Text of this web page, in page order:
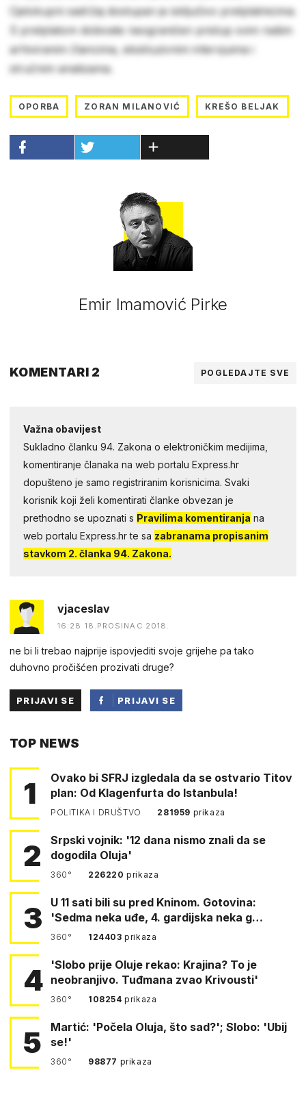
Cjelokupni sadržaj dostupan je isključivo pretplatnicima.
S pretplatom dobivate neograničen pristup svim našim
arhiviranim člancima, ekskluzivnim intervjuima i
stručnim analizama.
OPORBA ZORAN MILANOVIĆ KREŠO BELJAK
Emir Imamović Pirke
KOMENTARI 2 POGLEDAJTE SVE
Važna obavijest
Sukladno članku 94. Zakona o elektroničkim medijima,
komentiranje članaka na web portalu Express.hr
dopušteno je samo registriranim korisnicima. Svaki
korisnik koji želi komentirati članke obvezan je
prethodno se upoznati s Pravilima komentiranja na
web portalu Express.hr te sa zabranama propisanim
stavkom 2. članka 94. Zakona.
vjaceslav
16:28 18.PROSINAC 2018.
ne bi li trebao najprije ispovjediti svoje grijehe pa tako
duhovno pročišćen prozivati druge?
PRIJAVI SE
PRIJAVI SE
TOP NEWS
1
Ovako bi SFRJ izgledala da se ostvario Titov
plan: Od Klagenfurta do Istanbula!
POLITIKA I DRUŠTVO 281959 prikaza
2
Srpski vojnik: '12 dana nismo znali da se
dogodila Oluja'
360° 226220prikaza
3
U 11 sati bili su pred Kninom. Gotovina:
'Sedma neka uđe, 4. gardijska neka g…
360° 124403prikaza
4
'Slobo prije Oluje rekao: Krajina? To je
neobranjivo. Tuđmana zvao Krivousti'
360° 108254prikaza
5
Martić: 'Počela Oluja, što sad?'; Slobo: 'Ubij
se!'
360° 98877 prikaza